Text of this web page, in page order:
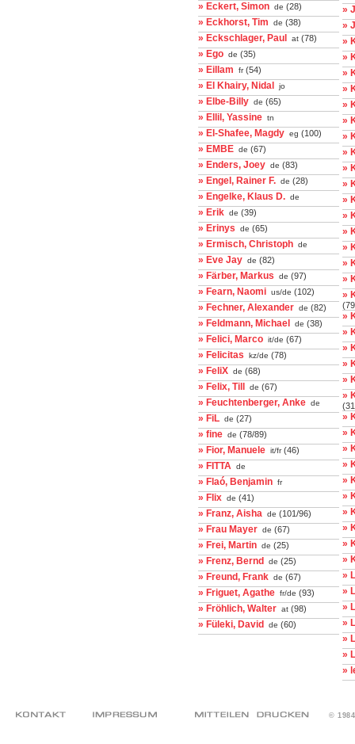
» Eckert, Simon de (28)
» Eckhorst, Tim de (38)
» Eckschlager, Paul at (78)
» Ego de (35)
» Eillam fr(54)
» El Khairy, Nidal jo
» Elbe-Billy de (65)
» Ellil, Yassine tn
» El-Shafee, Magdy eg (100)
» EMBE de (67)
» Enders, Joey de (83)
» Engel, Rainer F. de (28)
» Engelke, Klaus D. de
» Erik de (39)
» Erinys de (65)
» Ermisch, Christoph de
» Eve Jay de (82)
» Färber, Markus de (97)
» Fearn, Naomi us/de (102)
» Fechner, Alexander de (82)
» Feldmann, Michael de (38)
» Felici, Marco it/de (67)
» Felicitas kz/de (78)
» FeliX de (68)
» Felix, Till de (67)
» Feuchtenberger, Anke de
» FiL de (27)
» fine de (78/89)
» Fior, Manuele it/fr(46)
» FITTA de
» Flaó, Benjamin fr
» Flix de (41)
» Franz, Aisha de (101/96)
» Frau Mayer de (67)
» Frei, Martin de (25)
» Frenz, Bernd de (25)
» Freund, Frank de (67)
» Friguet, Agathe fr/de (93)
» Fröhlich, Walter at (98)
» Füleki, David de (60)
»
»
»
»
»
»
»
»
»
»
»
»
»
»
»
»
»
»
»
»
»
»
»
»
»
»
»
»
»
»
»
»
»
»
»
»
»
»
»
»
»
»
©